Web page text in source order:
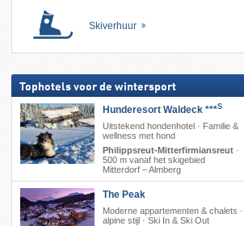
Skiverhuur
Tophotels voor de wintersport
Hunderesort Waldeck ***S
Uitstekend hondenhotel · Familie &
wellness met hond
Philippsreut-Mitterfirmiansreut·
500 m vanaf het skigebied
Mitterdorf – Almberg
The Peak
Moderne appartementen & chalets ·
alpine stijl · Ski In & Ski Out